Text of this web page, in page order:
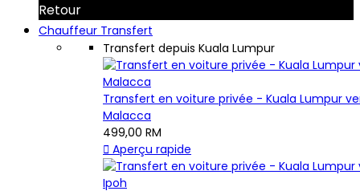
Retour
Chauffeur Transfert
Transfert depuis Kuala Lumpur
Transfert en voiture privée - Kuala Lumpur
Malacca
499,00 RM
 Aperçu rapide